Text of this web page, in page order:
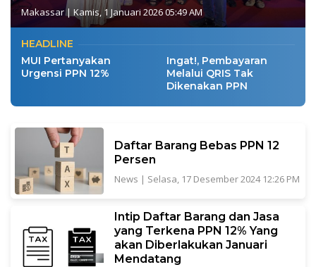
Makassar| Kamis, 1 Januari 2026 05:49 AM
HEADLINE
MUI Pertanyakan
Urgensi PPN 12%
Ingat!, Pembayaran
Melalui QRIS Tak
Dikenakan PPN
Daftar Barang Bebas PPN 12
Persen
News | Selasa, 17 Desember 2024 12:26 PM
Intip Daftar Barang dan Jasa
yang Terkena PPN 12% Yang
akan Diberlakukan Januari
Mendatang